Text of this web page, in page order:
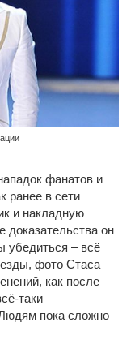
фанатов и
ранее в сети
и накладную
доказательства он
убедиться – всё
фото Стаса
как после
таки
пока сложно